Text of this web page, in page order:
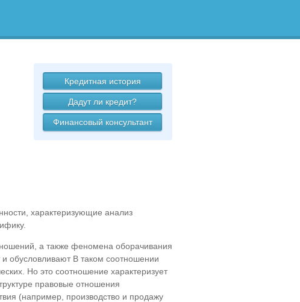
Кредитная история
Дадут ли кредит?
Финансовый консультант
характеризующие анализ
а также феномена оборачивания
обусловливают В таком соотношении
Но это соотношение характеризует
правовые отношения
(например, производство и продажу